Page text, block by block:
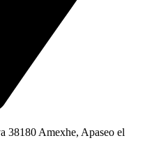
38180 Amexhe, Apaseo el